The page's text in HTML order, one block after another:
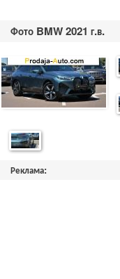
Фото BMW 2021 г.в.
Реклама: